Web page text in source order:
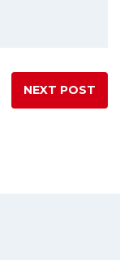
NEXT POST